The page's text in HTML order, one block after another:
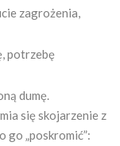
zagrożenia,
potrzebę
dumę.
się skojarzenie z
go „poskromić”: